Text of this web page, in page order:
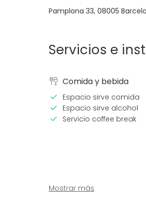
Pamplona 33, 08005
Servicios e
Comida y bebida
Espacio sirve comida
Espacio sirve alcohol
Servicio coffee break
Mostrar más